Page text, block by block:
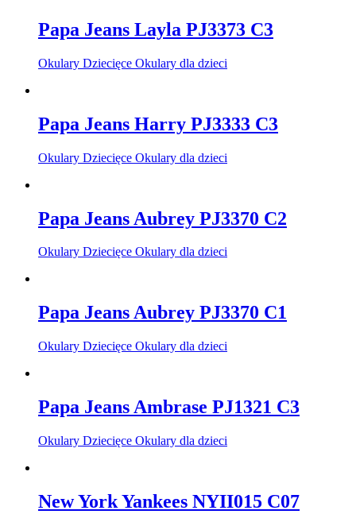
Papa Jeans Layla PJ3373 C3
Okulary Dziecięce Okulary dla dzieci
Papa Jeans Harry PJ3333 C3
Okulary Dziecięce Okulary dla dzieci
Papa Jeans Aubrey PJ3370 C2
Okulary Dziecięce Okulary dla dzieci
Papa Jeans Aubrey PJ3370 C1
Okulary Dziecięce Okulary dla dzieci
Papa Jeans Ambrase PJ1321 C3
Okulary Dziecięce Okulary dla dzieci
New York Yankees NYII015 C07